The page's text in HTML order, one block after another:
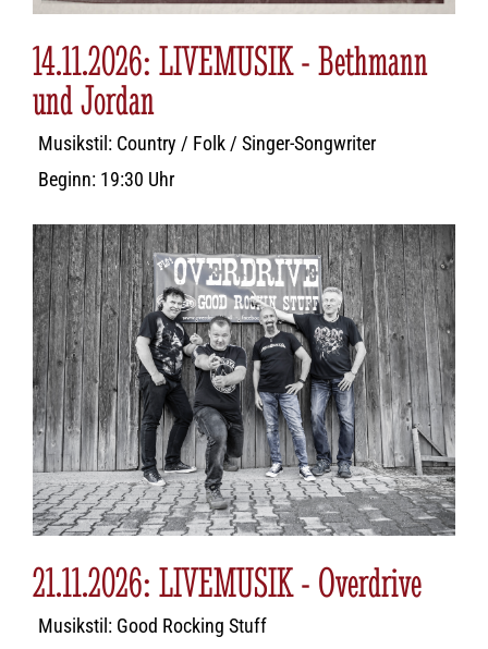
14.11.2026: LIVEMUSIK - Bethmann
und Jordan
Musikstil: Country / Folk / Singer-Songwriter
Beginn: 19:30 Uhr
21.11.2026: LIVEMUSIK - Overdrive
Musikstil: Good Rocking Stuff